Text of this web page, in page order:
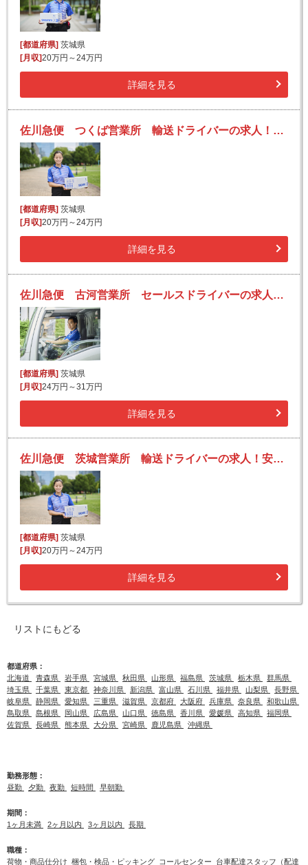
[都道府県]茨城県
[月収]20万円～24万円
詳細を見る
佐川急便 つくば営業所 輸送ドライバーの求人！安定収入と働きがい！大手の佐川急便で長期的に活躍できるチャンス♪
[都道府県]茨城県
[月収]20万円～24万円
詳細を見る
佐川急便 古河営業所 セールスドライバーの求人！安定収入と働きがい！大手の佐川急便で長期的に活躍できるチャンス♪
[都道府県]茨城県
[月収]24万円～31万円
詳細を見る
佐川急便 茨城営業所 輸送ドライバーの求人！安定収入と働きがい！大手の佐川急便で長期的に活躍できるチャンス♪
[都道府県] 茨城県
[月収]20万円～24万円
詳細を見る
リストにもどる
都道府県：
北海道
青森県 岩手県 宮城県 秋田県 山形県 福島県 茨城県 栃木県
群馬県
埼玉県
千葉県 東京都 神奈川県 新潟県 富山県 石川県 福井県 山梨県
長野県
岐阜県
静岡県 愛知県 三重県 滋賀県 京都府 大阪府 兵庫県 奈良県
和歌山県
鳥取県
島根県 岡山県 広島県 山口県 徳島県 香川県 愛媛県 高知県
福岡県
佐賀県
長崎県 熊本県 大分県 宮崎県 鹿児島県 沖縄県
勤務形態：
昼勤
夕勤 夜勤 短時間 早朝勤
期間：
1ヶ月未満
2ヶ月以内 3ヶ月以内 長期
職種：
荷物・商品仕分け 梱包・検品・ピッキング コールセンター 台車配達スタッフ（配達